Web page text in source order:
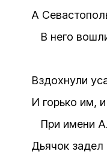
А
В него
Вздохнули
И горько им,
При имени
Дьячок